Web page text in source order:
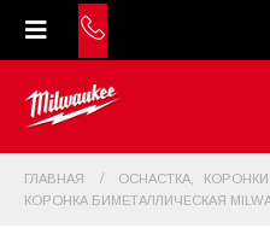
ГЛАВНАЯ ОСНАСТКА
КОРОНКА БИМЕТАЛЛИЧЕСКАЯ